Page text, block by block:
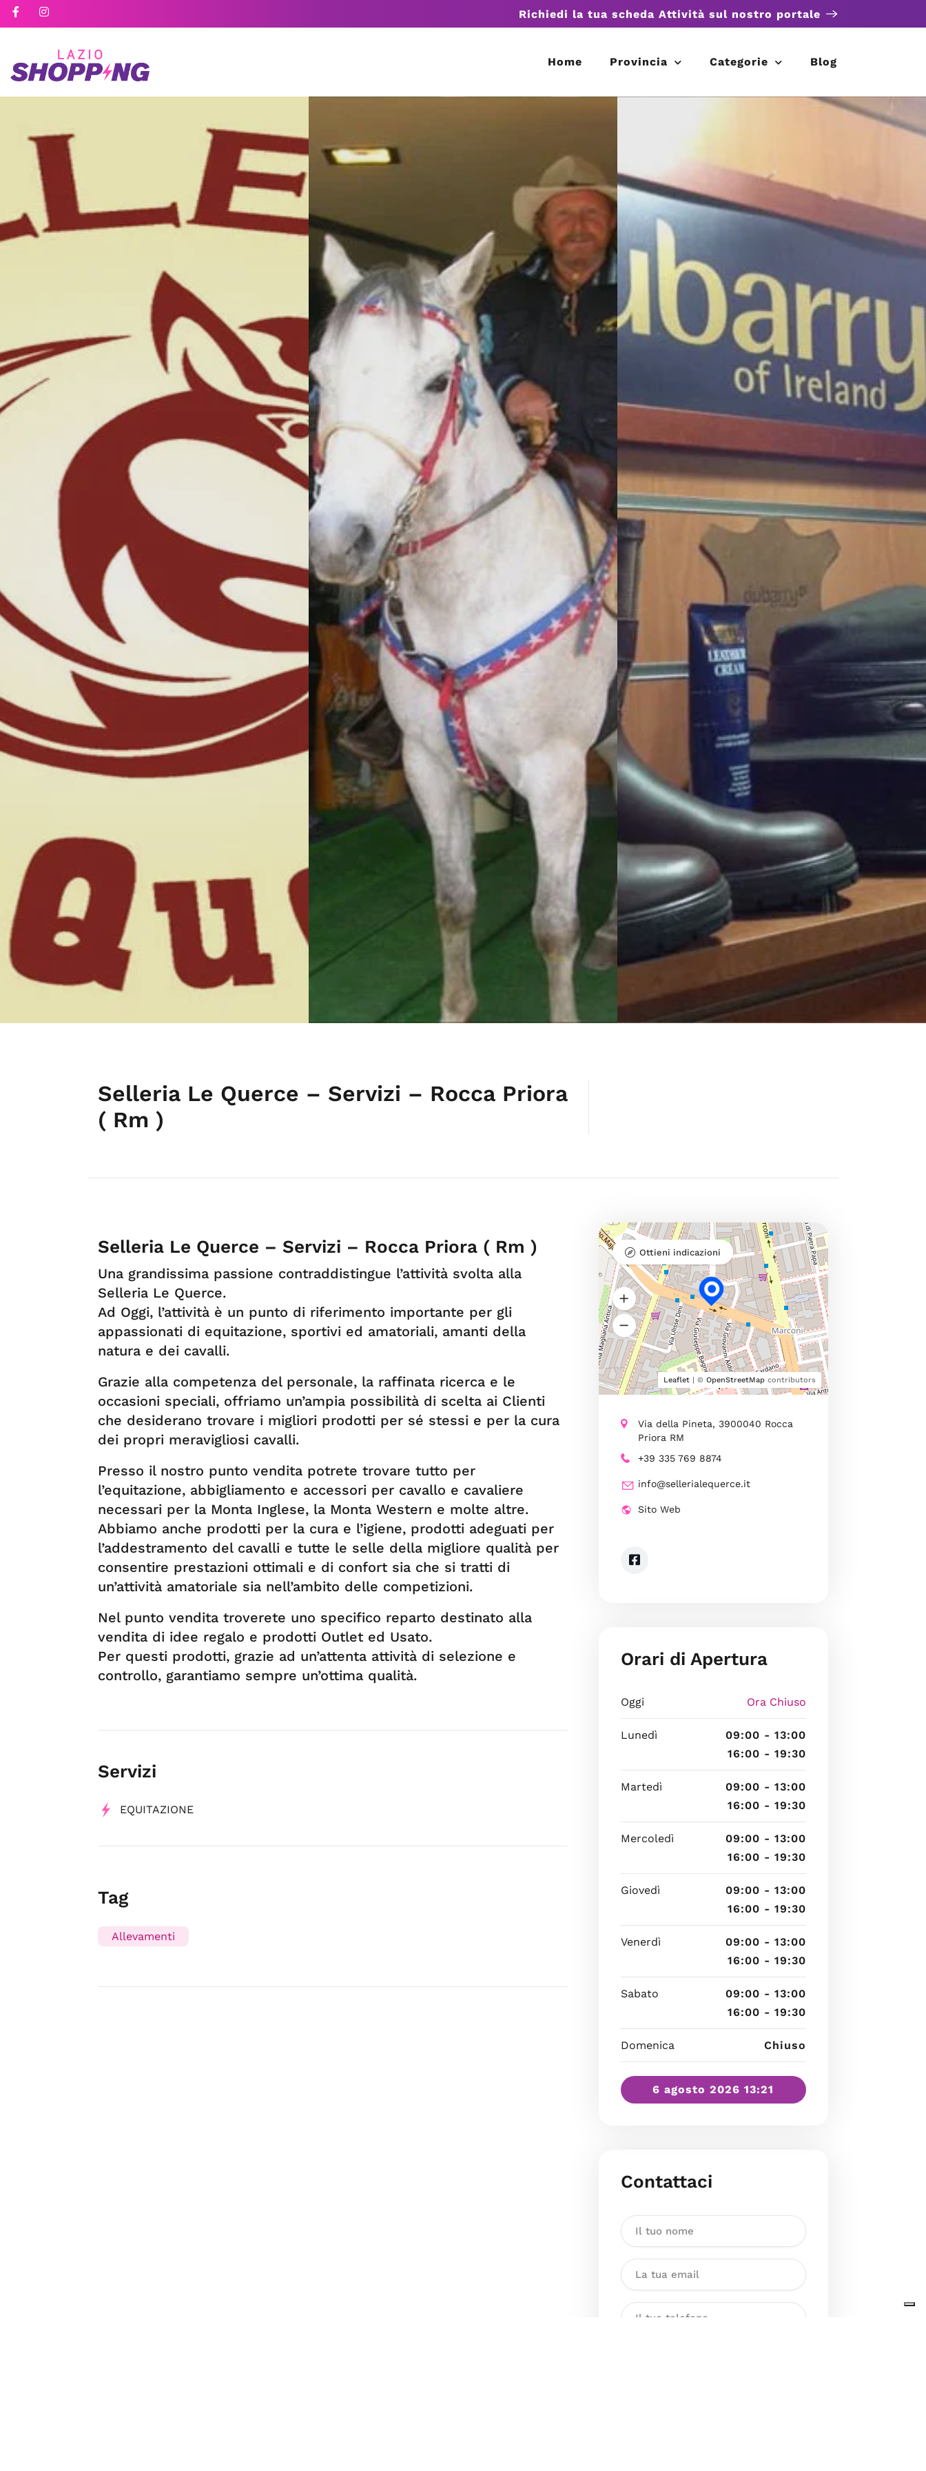
Richiedi la tua scheda Attività sul nostro portale
Home Provincia Categorie Blog
Selleria Le Querce – Servizi – Rocca Priora
( Rm )
Selleria Le Querce – Servizi – Rocca Priora ( Rm )
Una grandissima passione contraddistingue l’attività svolta alla
Selleria Le Querce.
Ad Oggi, l’attività è un punto di riferimento importante per gli
appassionati di equitazione, sportivi ed amatoriali, amanti della
natura e dei cavalli.
Grazie alla competenza del personale, la raffinata ricerca e le
occasioni speciali, offriamo un’ampia possibilità di scelta ai Clienti
che desiderano trovare i migliori prodotti per sé stessi e per la cura
dei propri meravigliosi cavalli.
Presso il nostro punto vendita potrete trovare tutto per
l’equitazione, abbigliamento e accessori per cavallo e cavaliere
necessari per la Monta Inglese, la Monta Western e molte altre.
Abbiamo anche prodotti per la cura e l’igiene, prodotti adeguati per
l’addestramento del cavalli e tutte le selle della migliore qualità per
consentire prestazioni ottimali e di confort sia che si tratti di
un’attività amatoriale sia nell’ambito delle competizioni.
Nel punto vendita troverete uno specifico reparto destinato alla
vendita di idee regalo e prodotti Outlet ed Usato.
Per questi prodotti, grazie ad un’attenta attività di selezione e
controllo, garantiamo sempre un’ottima qualità.
Servizi
EQUITAZIONE
Tag
Allevamenti
Leaflet| © OpenStreetMapcontributors
Ottieni indicazioni
Via della Pineta, 3900040 Rocca
Priora RM
+39 335 769 8874
info@sellerialequerce.it
Sito Web
Orari di Apertura
Oggi Ora Chiuso
Lunedì
09:00 - 13:00
16:00 - 19:30
Martedì
09:00 - 13:00
16:00 - 19:30
Mercoledì
09:00 - 13:00
16:00 - 19:30
Giovedì
09:00 - 13:00
16:00 - 19:30
Venerdì
09:00 - 13:00
16:00 - 19:30
Sabato
09:00 - 13:00
16:00 - 19:30
Domenica Chiuso
6 agosto 2026 13:21
Contattaci